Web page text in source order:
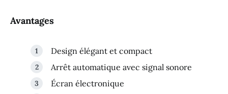
Avantages
Design élégant et compact
Arrêt automatique avec signal sonore
Écran électronique